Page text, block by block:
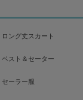
ロング丈スカート
ベスト＆セーター
セーラー服